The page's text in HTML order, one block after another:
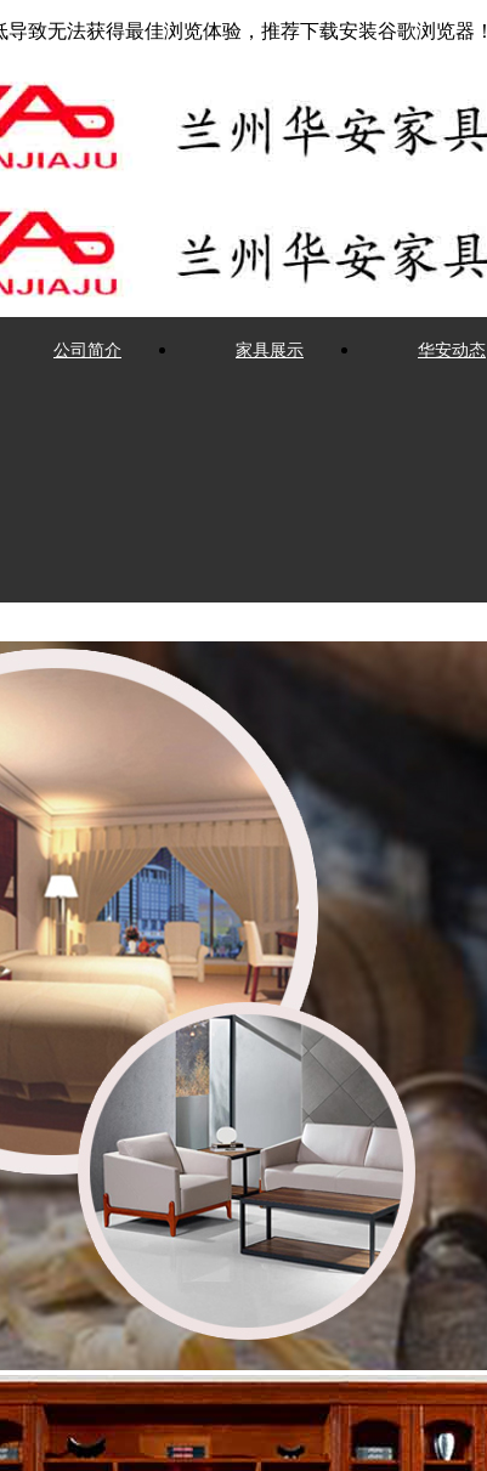
致无法获得最佳浏览体验，推荐下载安装谷歌浏览器！
公司简介 家具展示 华安动态